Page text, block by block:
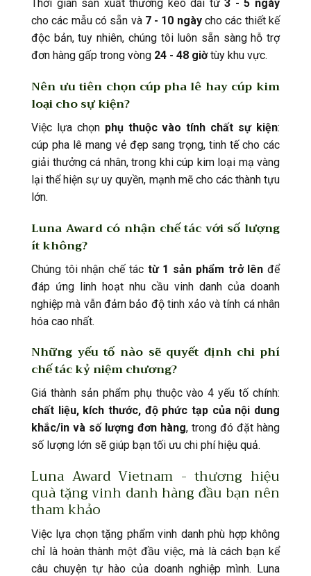
Thời gian sản xuất thường kéo dài từ3 - 5 ngày
cho các mẫu có sẵn và 7 - 10 ngàycho các thiết kế
độc bản, tuy nhiên, chúng tôi luôn sẵn sàng hỗ trợ
đơn hàng gấp trong vòng 24 - 48 giờtùy khu vực.
Nên ưu tiên chọn cúp pha lê hay cúp kim
loại cho sự kiện?
Việc lựa chọnphụ thuộc vào tính chất sự kiện:
cúp pha lê mang vẻ đẹp sang trọng, tinh tế cho các
giải thưởng cá nhân, trong khi cúp kim loại mạ vàng
lại thể hiện sự uy quyền, mạnh mẽ cho các thành tựu
lớn.
Luna Award có nhận chế tác với số lượng
ít không?
Chúng tôi nhận chế táctừ 1 sản phẩm trở lên để
đáp ứng linh hoạt nhu cầu vinh danh của doanh
nghiệp mà vẫn đảm bảo độ tinh xảo và tính cá nhân
hóa cao nhất.
Những yếu tố nào sẽ quyết định chi phí
chế tác kỷ niệm chương?
Giá thành sản phẩm phụ thuộc vào 4 yếu tố chính:
chất liệu, kích thước, độ phức tạp của nội dung
khắc/in và số lượng đơn hàng, trong đó đặt hàng
số lượng lớn sẽ giúp bạn tối ưu chi phí hiệu quả.
Luna Award Vietnam - thương hiệu
quà tặng vinh danh hàng đầu bạn nên
tham khảo
Việc lựa chọn tặng phẩm vinh danh phù hợp không
chỉ là hoàn thành một đầu việc, mà là cách bạn kể
câu chuyện tự hào của doanh nghiệp mình. Luna